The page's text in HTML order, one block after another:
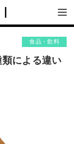
食品・飲料
による違い